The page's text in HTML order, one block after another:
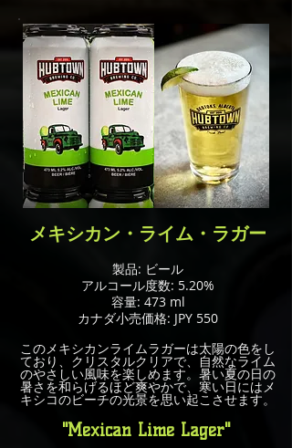
メキシカン・ライム・ラガー
製品: ビール
アルコール度数: 5.20%
容量: 473 ml
カナダ小売価格: JPY 550
このメキシカンライムラガーは太陽の色をし
ており、クリスタルクリアで、自然なライム
のやさしい風味を楽しめます。暑い夏の日の
暑さを和らげるほど爽やかで、寒い日にはメ
キシコのビーチの光景を思い起こさせます。
"Mexican Lime Lager"